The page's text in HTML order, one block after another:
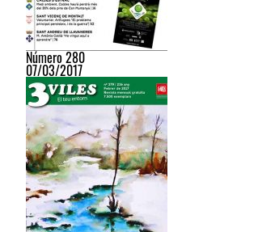
Número 280
07/03/2017